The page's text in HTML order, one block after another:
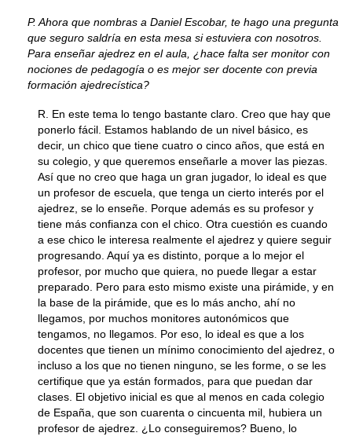
P. Ahora que nombras a Daniel Escobar, te hago una pregunta
que seguro saldría en esta mesa si estuviera con nosotros.
Para enseñar ajedrez en el aula, ¿hace falta ser monitor con
nociones de pedagogía o es mejor ser docente con previa
formación ajedrecística?
R. En este tema lo tengo bastante claro. Creo que hay que
ponerlo fácil. Estamos hablando de un nivel básico, es
decir, un chico que tiene cuatro o cinco años, que está en
su colegio, y que queremos enseñarle a mover las piezas.
Así que no creo que haga un gran jugador, lo ideal es que
un profesor de escuela, que tenga un cierto interés por el
ajedrez, se lo enseñe. Porque además es su profesor y
tiene más confianza con el chico. Otra cuestión es cuando
a ese chico le interesa realmente el ajedrez y quiere seguir
progresando. Aquí ya es distinto, porque a lo mejor el
profesor, por mucho que quiera, no puede llegar a estar
preparado. Pero para esto mismo existe una pirámide, y en
la base de la pirámide, que es lo más ancho, ahí no
llegamos, por muchos monitores autonómicos que
tengamos, no llegamos. Por eso, lo ideal es que a los
docentes que tienen un mínimo conocimiento del ajedrez, o
incluso a los que no tienen ninguno, se les forme, o se les
certifique que ya están formados, para que puedan dar
clases. El objetivo inicial es que al menos en cada colegio
de España, que son cuarenta o cincuenta mil, hubiera un
profesor de ajedrez. ¿Lo conseguiremos? Bueno, lo